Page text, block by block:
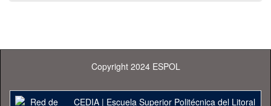
Copyright 2024 ESPOL
CEDIA| Escuela Superior Politécnica del Litoral